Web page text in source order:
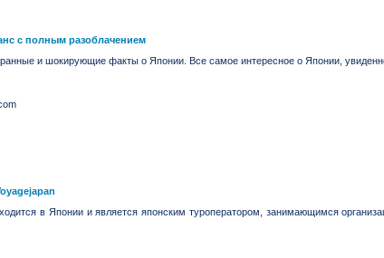
с полным разоблачением
и шокирующие факты о Японии. Все самое интересное о Японии,
в Японии и является японским туроператором, занимающимся